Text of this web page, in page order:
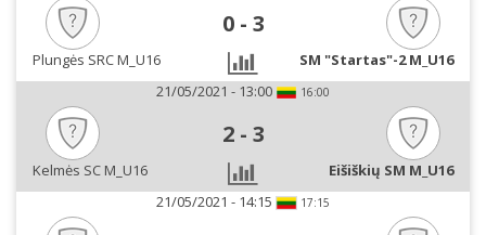
0 - 3
Plungės SRC M_U16
SM "Startas"-2 M_U16
21/05/2021 - 13:00
16:00
2 - 3
Kelmės SC M_U16
Eišiškių SM M_U16
21/05/2021 - 14:15
17:15